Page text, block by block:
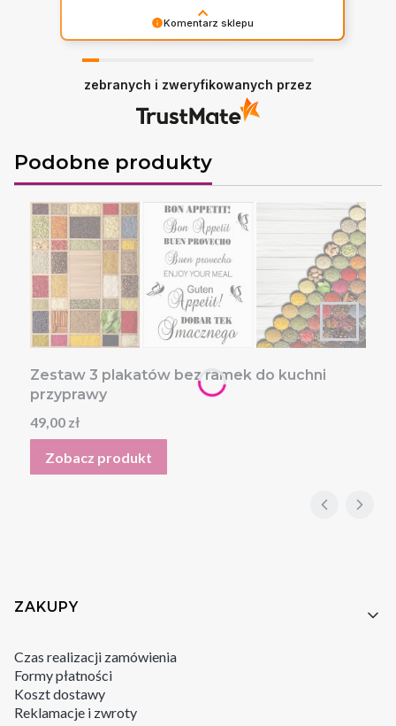
Komentarz sklepu
zebranych i zweryfikowanych przez
Podobne produkty
Zestaw 3 plakatów bez ramek do kuchni
przyprawy
Cena
49,00 zł
Zobacz produkt
Linki w stopce
ZAKUPY
Czas realizacji zamówienia
Formy płatności
Koszt dostawy
Reklamacje i zwroty